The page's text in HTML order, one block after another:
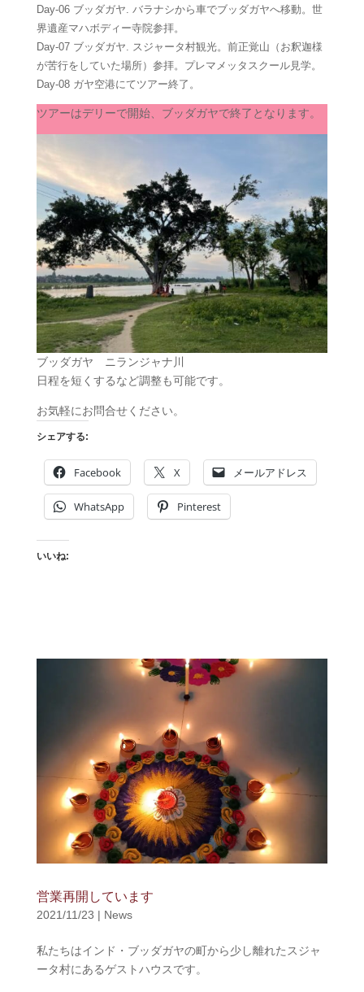
Day-06 ブッダガヤ. バラナシから車でブッダガヤへ移動。世
界遺産マハボディー寺院参拝。
Day-07 ブッダガヤ. スジャータ村観光。前正覚山（お釈迦様
が苦行をしていた場所）参拝。プレマメッタスクール見学。
Day-08 ガヤ空港にてツアー終了。
ツアーはデリーで開始、ブッダガヤで終了となります。
ブッダガヤ ニランジャナ川
日程を短くするなど調整も可能です。
お気軽にお問合せください。
シェアする:
Facebook X メールアドレス
WhatsApp Pinterest
いいね:
営業再開しています
2021/11/23 | News
私たちはインド・ブッダガヤの町から少し離れたスジャ
ータ村にあるゲストハウスです。